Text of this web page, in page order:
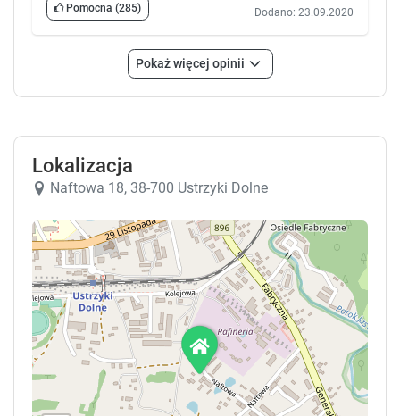
Pomocna (285) Dodano: 23.09.2020
Pokaż więcej opinii
Lokalizacja
Naftowa 18, 38-700 Ustrzyki Dolne